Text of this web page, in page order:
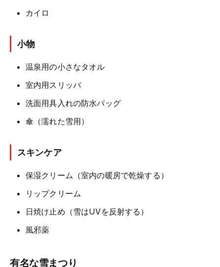
カイロ
小物
温泉用の小さなタオル
室内用スリッパ
洗面用具入れの防水バッグ
傘（濡れた雪用）
スキンケア
保湿クリーム（室内の暖房で乾燥する）
リップクリーム
日焼け止め（雪はUVを反射する）
風邪薬
有名な雪まつり